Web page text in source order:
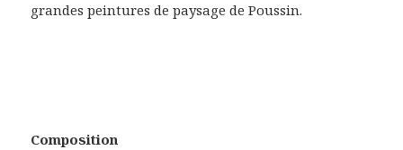
grandes peintures de paysage de Poussin.
Composition